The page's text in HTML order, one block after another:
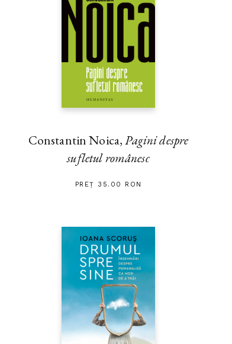
Constantin Noica,Pagini despre
sufletul românesc
PREȚ 35.00 RON